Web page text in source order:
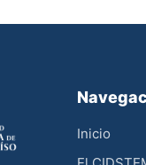
Inicio